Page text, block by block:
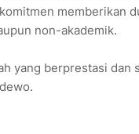
memberikan
non-akademik.
yang berprestasi dan